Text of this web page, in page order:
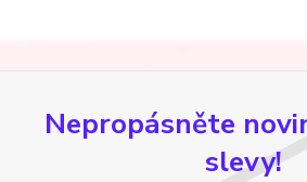
Nepropásněte
slevy!